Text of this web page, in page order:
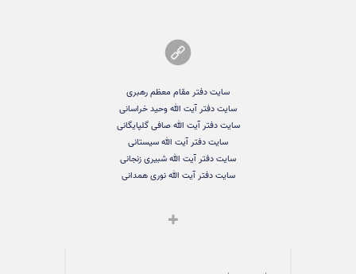
سایت دفتر مقام معظم رهبری
سایت دفتر آیت الله وحید خراسانی
سایت دفتر آیت الله صافی گلپایگانی
سایت دفتر آیت الله سیستانی
سایت دفتر آیت الله شبیری زنجانی
سایت دفتر آیت الله نوری همدانی